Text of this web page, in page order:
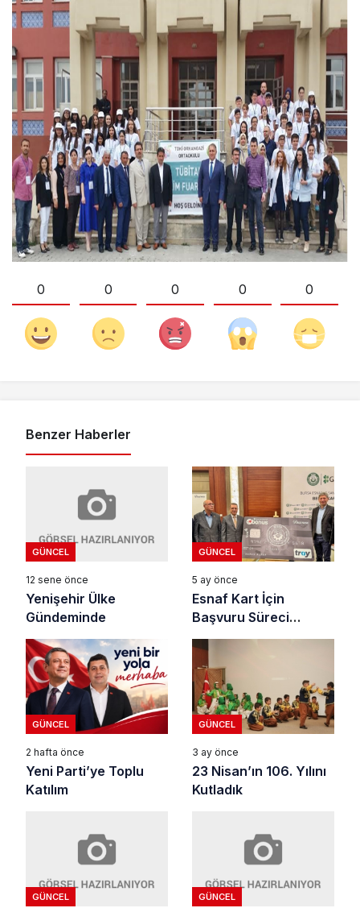
0 0 0 0 0
Benzer Haberler
GÜNCEL
12 sene önce
Yenişehir Ülke
Gündeminde
GÜNCEL
5 ay önce
Esnaf Kart İçin
Başvuru Süreci
Başladı
GÜNCEL
2 hafta önce
Yeni Parti’ye Toplu
Katılım
GÜNCEL
3 ay önce
23 Nisan’ın 106. Yılını
Kutladık
GÜNCEL GÜNCEL